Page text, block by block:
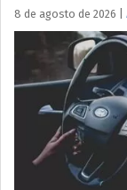
8 de agosto de 2026